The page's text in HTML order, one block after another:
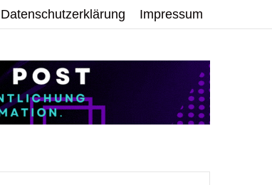
Datenschutzerklärung Impressum